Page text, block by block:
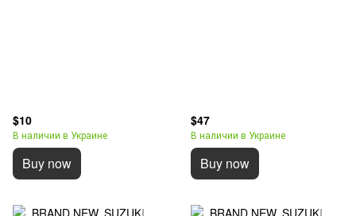
$10
В наличии в Украине
Buy now
$47
В наличии в Украине
Buy now